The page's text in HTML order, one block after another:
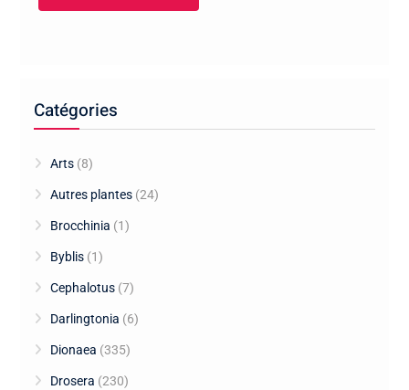
Catégories
Arts (8)
Autres plantes (24)
Brocchinia (1)
Byblis (1)
Cephalotus (7)
Darlingtonia (6)
Dionaea (335)
Drosera (230)